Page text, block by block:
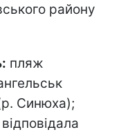
району
пляж
Синюха);